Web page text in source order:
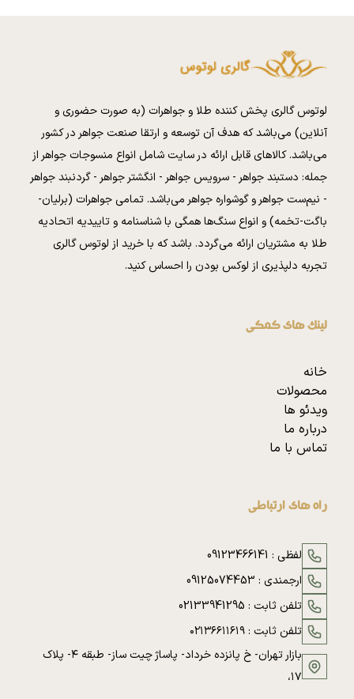
لوتوس گالری پخش کننده طلا و جواهرات (به صورت حضوری و
آنلاین) می‌باشد که هدف آن توسعه و ارتقا صنعت جواهر در کشور
می‌باشد. کالا‌های قابل ارائه در سایت شامل انواع منسوجات جواهر از
جمله: دستبند جواهر - سرویس جواهر - انگشتر جواهر - گردنبند جواهر
- نیم‌ست جواهر و گوشواره جواهر می‌باشد. تمامی جواهرات (برلیان-
باگت-تخمه) و انواع سنگ‌ها همگی با شناسنامه و تاییدیه اتحادیه
طلا به مشتریان ارائه می‌گردد. باشد که با خرید از لوتوس گالری
تجربه دلپذیری از لوکس بودن را احساس کنید.
لینک های کمکی
خانه
محصولات
ویدئو ها
درباره ما
تماس با ما
راه های ارتباطی
لفظی : 09123466141
ارجمندی : 09125074453
تلفن ثابت : 02133941295
تلفن ثابت :۰۲۱۳۶۶۱۱۶۱۹
بازار تهران- خ پانزده خرداد- پاساژ چیت ساز- طبقه ۴- پلاک
۱۷،